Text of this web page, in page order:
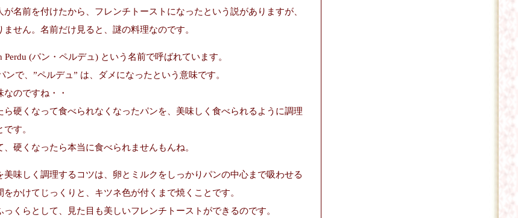
が名前を付けたから、フレンチトーストになったという説がありますが、
ません。名前だけ見ると、謎の料理なのです。
Perdu (パン・ペルデュ) という名前で呼ばれています。
ンで、”ペルデュ” は、ダメになったという意味です。
のですね・・
ら硬くなって食べられなくなったパンを、美味しく食べられるように調理
す。
硬くなったら本当に食べられませんもんね。
美味しく調理するコツは、卵とミルクをしっかりパンの中心まで吸わせる
をかけてじっくりと、キツネ色が付くまで焼くことです。
っくらとして、見た目も美しいフレンチトーストができるのです。